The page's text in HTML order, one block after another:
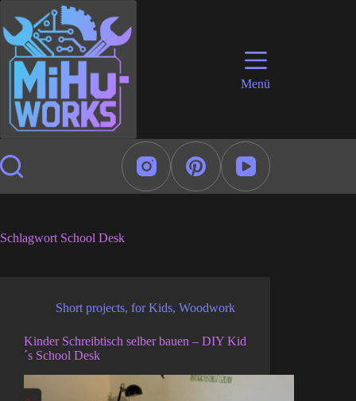
Inhalt
springen
Menü
Schlagwort School Desk
Short projects, for Kids, Woodwork
Kinder Schreibtisch selber bauen – DIY Kid
´s School Desk